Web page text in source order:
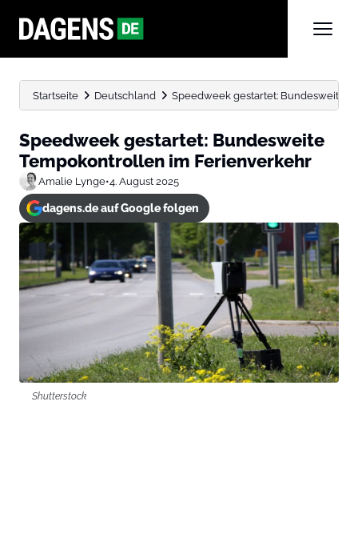
Startseite Deutschland Speedweek gestartet: Bundesweite
Speedweek gestartet: Bundesweite
Tempokontrollen im Ferienverkehr
Amalie Lynge•4. August 2025
dagens.de auf Google folgen
Shutterstock